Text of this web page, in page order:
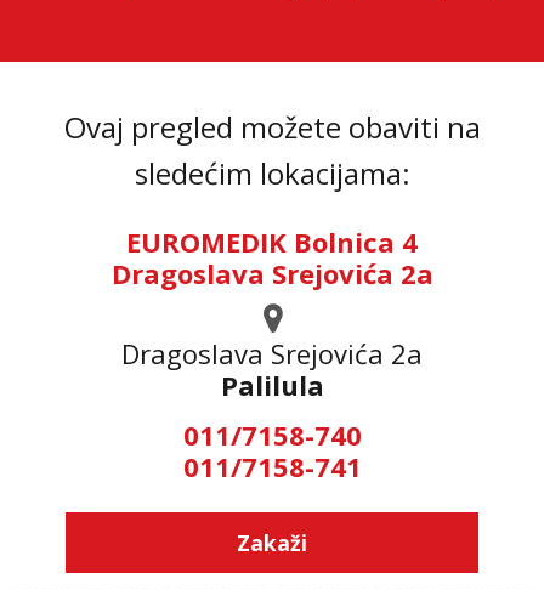
Ovaj pregled možete obaviti na
sledećim lokacijama:
EUROMEDIK Bolnica 4
Dragoslava Srejovića 2a
Dragoslava Srejovića 2а
Palilula
011/7158-740
011/7158-741
Zakaži